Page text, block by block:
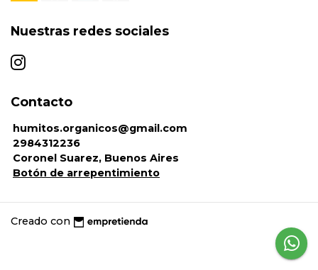
Nuestras redes sociales
Contacto
humitos.organicos@gmail.com
2984312236
Coronel Suarez, Buenos Aires
Botón de arrepentimiento
Creado con